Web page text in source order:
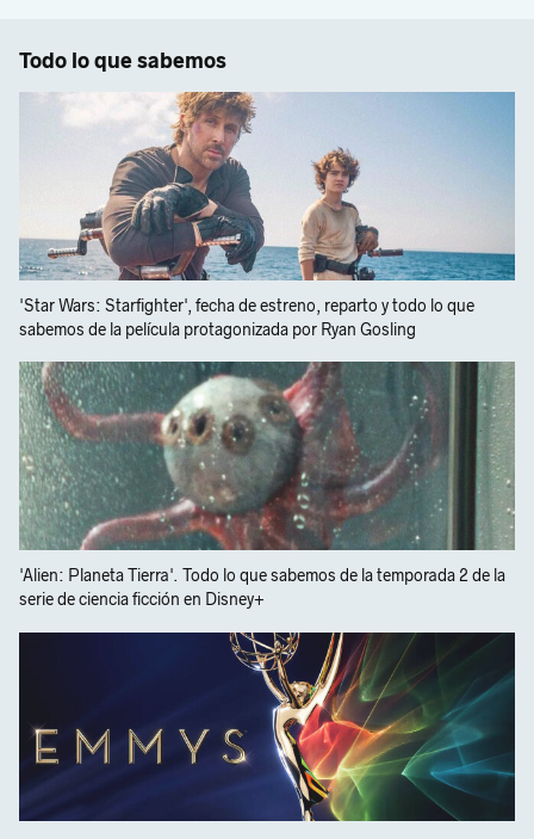
Todo lo que sabemos
'Star Wars: Starfighter', fecha de estreno, reparto y todo lo que
sabemos de la película protagonizada por Ryan Gosling
'Alien: Planeta Tierra'. Todo lo que sabemos de la temporada 2 de la
serie de ciencia ficción en Disney+